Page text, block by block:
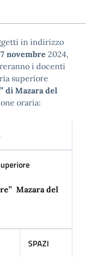
in indirizzo
novembre 2024,
i docenti
superiore
di Mazara del
oraria:
Mazara del
SPAZI